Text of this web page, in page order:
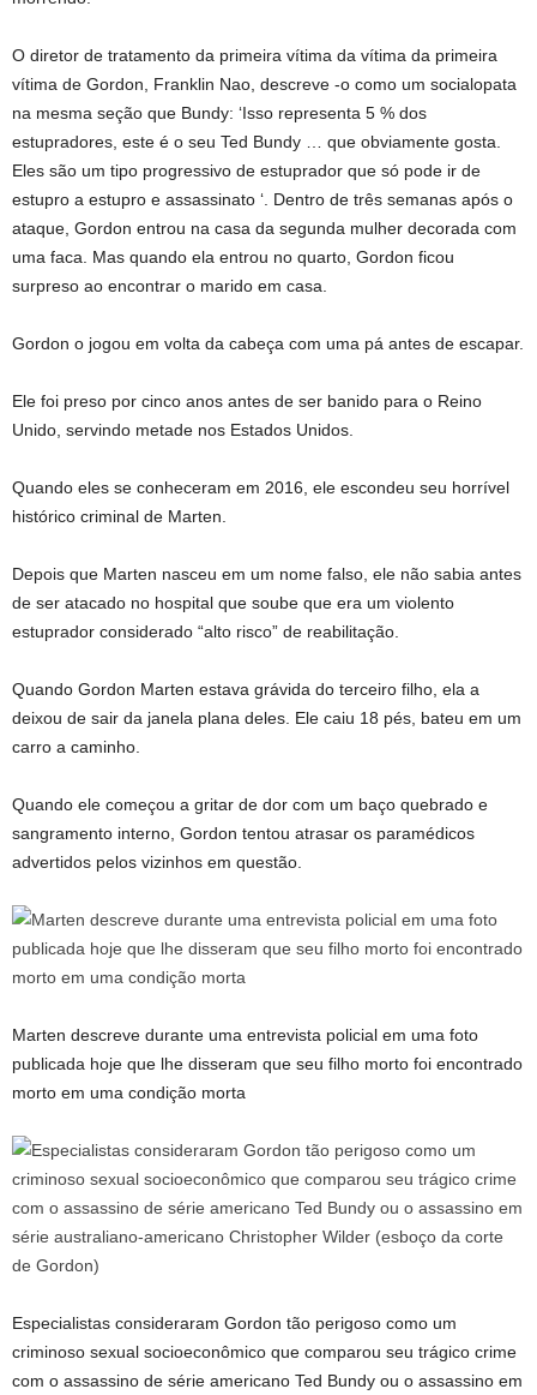
O diretor de tratamento da primeira vítima da vítima da primeira
vítima de Gordon, Franklin Nao, descreve -o como um socialopata
na mesma seção que Bundy: ‘Isso representa 5 % dos
estupradores, este é o seu Ted Bundy … que obviamente gosta.
Eles são um tipo progressivo de estuprador que só pode ir de
estupro a estupro e assassinato ‘. Dentro de três semanas após o
ataque, Gordon entrou na casa da segunda mulher decorada com
uma faca. Mas quando ela entrou no quarto, Gordon ficou
surpreso ao encontrar o marido em casa.
Gordon o jogou em volta da cabeça com uma pá antes de escapar.
Ele foi preso por cinco anos antes de ser banido para o Reino
Unido, servindo metade nos Estados Unidos.
Quando eles se conheceram em 2016, ele escondeu seu horrível
histórico criminal de Marten.
Depois que Marten nasceu em um nome falso, ele não sabia antes
de ser atacado no hospital que soube que era um violento
estuprador considerado “alto risco” de reabilitação.
Quando Gordon Marten estava grávida do terceiro filho, ela a
deixou de sair da janela plana deles. Ele caiu 18 pés, bateu em um
carro a caminho.
Quando ele começou a gritar de dor com um baço quebrado e
sangramento interno, Gordon tentou atrasar os paramédicos
advertidos pelos vizinhos em questão.
Marten descreve durante uma entrevista policial em uma foto
publicada hoje que lhe disseram que seu filho morto foi encontrado
morto em uma condição morta
Especialistas consideraram Gordon tão perigoso como um
criminoso sexual socioeconômico que comparou seu trágico crime
com o assassino de série americano Ted Bundy ou o assassino em